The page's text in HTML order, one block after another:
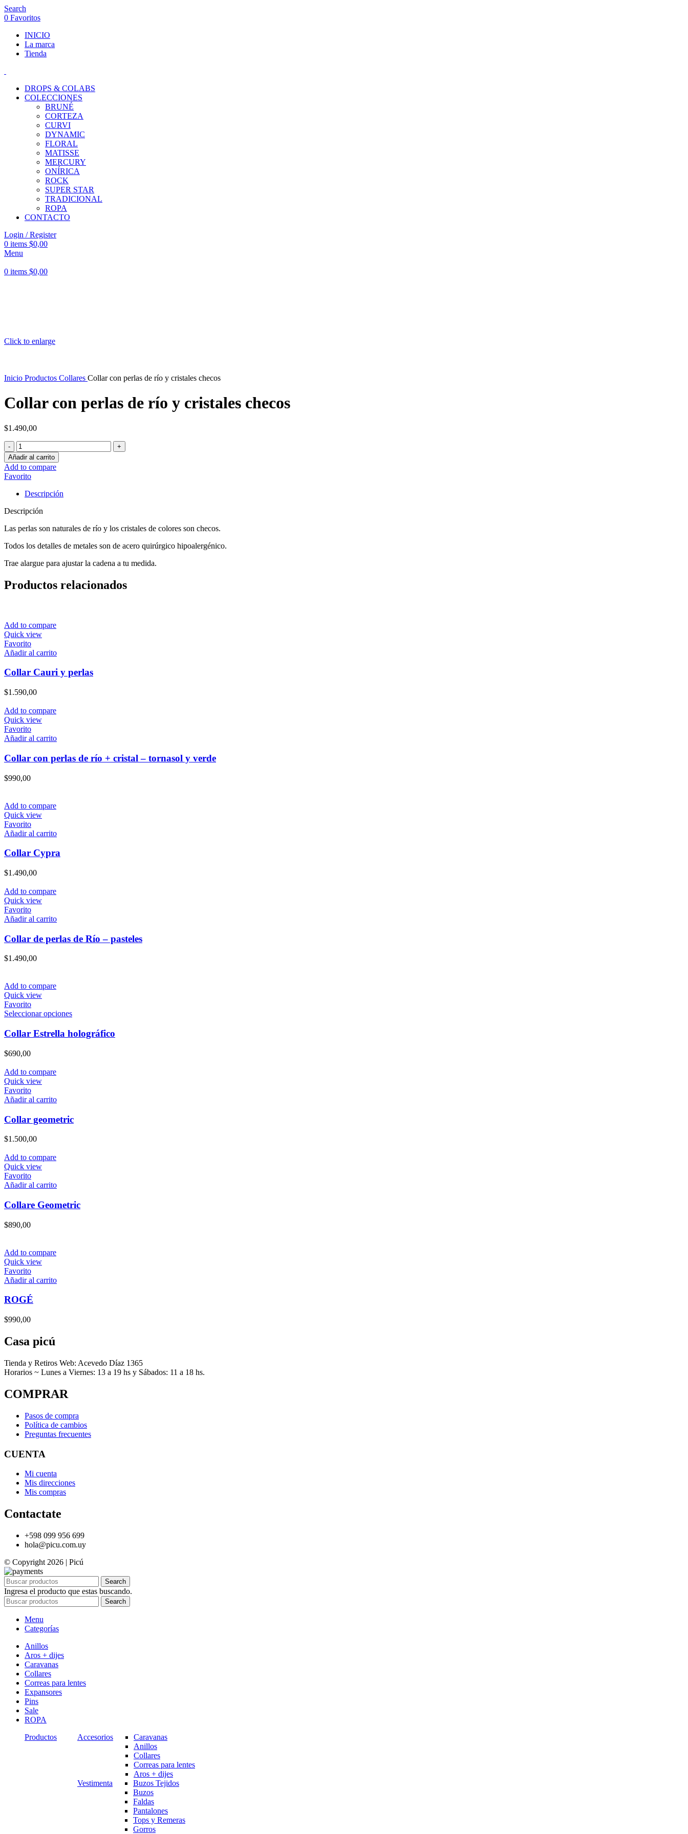
Search
0 Favoritos
INICIO
La marca
Tienda
DROPS & COLABS
COLECCIONES
BRUNÉ
CORTEZA
CURVI
DYNAMIC
FLORAL
MATISSE
MERCURY
ONÍRICA
ROCK
SUPER STAR
TRADICIONAL
ROPA
CONTACTO
Login / Register
0 items $0,00
Menu
0 items $0,00
Click to enlarge
Inicio Productos Collares Collar con perlas de río y cristales checos
Collar con perlas de río y cristales checos
$1.490,00
Collar
con
perlas
de
río
y
cristales
checos
Añadir al carrito
Add to compare
Favorito
Descripción
Descripción
Las perlas son naturales de río y los cristales de colores son checos.
Todos los detalles de metales son de acero quirúrgico hipoalergénico.
Trae alargue para ajustar la cadena a tu medida.
Productos relacionados
Add to compare
Quick view
Favorito
Añadir al carrito
Collar Cauri y perlas
$1.590,00
Add to compare
Quick view
Favorito
Añadir al carrito
Collar con perlas de río + cristal – tornasol y verde
$990,00
Add to compare
Quick view
Favorito
Añadir al carrito
Collar Cypra
$1.490,00
Add to compare
Quick view
Favorito
Añadir al carrito
Collar de perlas de Río – pasteles
$1.490,00
Add to compare
Quick view
Favorito
Seleccionar opcionesEste
tiene
múltiples
página
Collar Estrella holográfico
$690,00
Add to compare
Quick view
Favorito
Añadir al carrito
Collar geometric
$1.500,00
Add to compare
Quick view
Favorito
Añadir al carrito
Collare Geometric
$890,00
Add to compare
Quick view
Favorito
Añadir al carrito
ROGÉ
$990,00
Casa picú
Tienda y Retiros Web: Acevedo Díaz 1365
Horarios ~ Lunes a Viernes: 13 a 19 hs y Sábados: 11 a 18 hs.
COMPRAR
Pasos de compra
Política de cambios
Preguntas frecuentes
CUENTA
Mi cuenta
Mis direcciones
Mis compras
Contactate
+598 099 956 699
hola@picu.com.uy
© Copyright 2026 | Picú
Search
Ingresa el producto que estas buscando.
Search
Menu
Categorías
Anillos
Aros + dijes
Caravanas
Collares
Correas para lentes
Expansores
Pins
Sale
ROPA
Productos
Accesorios
Caravanas
Anillos
Collares
Correas para lentes
Aros + dijes
Vestimenta
Buzos Tejidos
Buzos
Faldas
Pantalones
Tops y Remeras
Gorros